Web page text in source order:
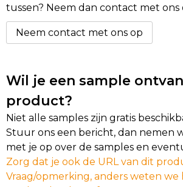
tussen? Neem dan contact met ons
Neem contact met ons op
Wil je een sample
product?
Niet alle samples zijn gratis
Stuur ons een bericht, dan nemen
met je op over de samples en
Zorg dat je ook de URL van dit
Vraag/opmerking, anders weten we